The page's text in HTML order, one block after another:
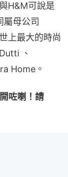
H&M可說是
屬母公司
上最大的時尚
、
Home。
咗喇！請